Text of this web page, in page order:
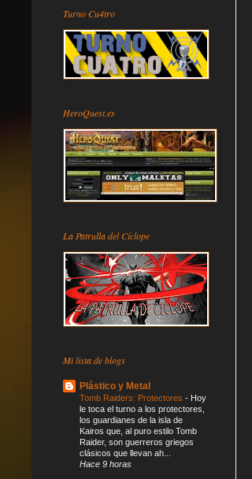
Turno Cu4tro
HeroQuest.es
La Patrulla del Cíclope
Mi lista de blogs
Plástico y Metal
Tomb Raiders: Protectores - Hoy
le toca el turno a los protectores,
los guardianes de la isla de
Kairos que, al puro estilo Tomb
Raider, son guerreros griegos
clásicos que llevan ah...
Hace 9 horas